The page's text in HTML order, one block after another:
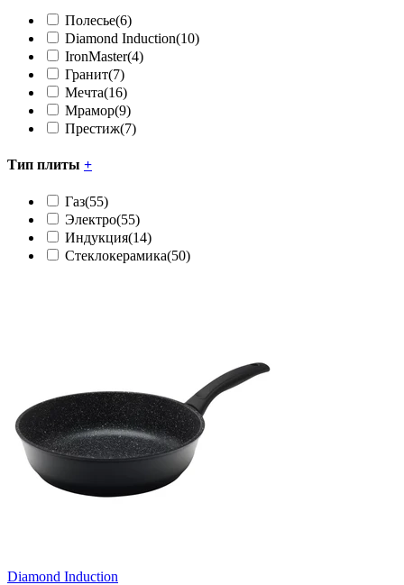
Полесье(6)
Diamond Induction(10)
IronMaster(4)
Гранит(7)
Мечта(16)
Мрамор(9)
Престиж(7)
Тип плиты +
Газ(55)
Электро(55)
Индукция(14)
Стеклокерамика(50)
Diamond Induction